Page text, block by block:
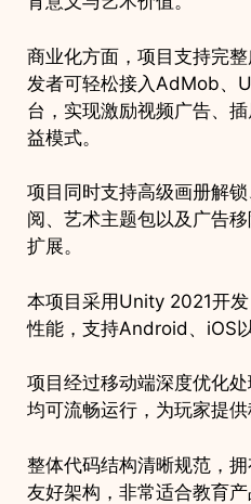
商业化方面，项目支持完
发者可轻松接入AdMob、
台，实现激励视频广告、
益模式。
项目同时支持高级画册解
阅、艺术主题包以及广告
扩展。
本项目采用Unity 2021开
性能，支持Android、iOS
项目经过移动端深度优化
均可流畅运行，为玩家提供
整体代码结构清晰规范，
友好架构，非常适合教育